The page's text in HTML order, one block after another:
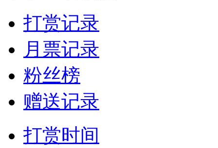
打赏记录
月票记录
粉丝榜
赠送记录
打赏时间